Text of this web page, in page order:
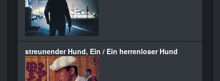
streunender Hund, Ein / Ein herrenloser Hund